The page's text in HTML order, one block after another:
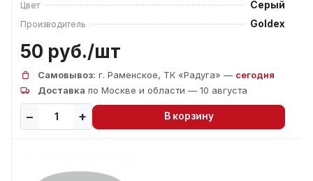
Цвет Серый
Производитель Goldex
50 руб./шт
Самовывоз: г. Раменское, ТК «Радуга» — сегодня
Доставка по Москве и области — 10 августа
В корзину